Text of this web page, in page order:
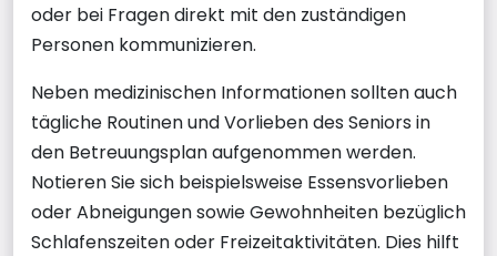
oder bei Fragen direkt mit den zuständigen
Personen kommunizieren.
Neben medizinischen Informationen sollten auch
tägliche Routinen und Vorlieben des Seniors in
den Betreuungsplan aufgenommen werden.
Notieren Sie sich beispielsweise Essensvorlieben
oder Abneigungen sowie Gewohnheiten bezüglich
Schlafenszeiten oder Freizeitaktivitäten. Dies hilft